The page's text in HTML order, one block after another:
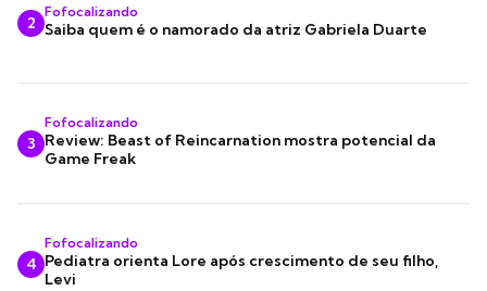
2
Fofocalizando
Saiba quem é o namorado da atriz Gabriela Duarte
3
Fofocalizando
Review: Beast of Reincarnation mostra potencial da
Game Freak
4
Fofocalizando
Pediatra orienta Lore após crescimento de seu filho,
Levi